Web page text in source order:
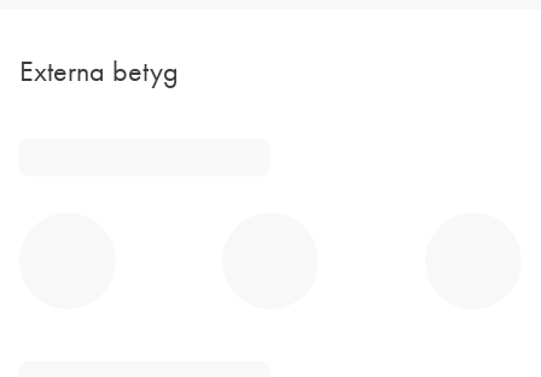
Externa betyg